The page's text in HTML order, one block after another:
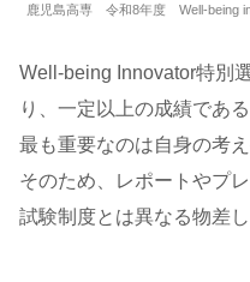
鹿児島高専 令和8年度 Well-being
Well-being Innovator特別
り、一定以上の成績であ
最も重要なのは自身の考
そのため、レポートやプ
試験制度とは異なる物差